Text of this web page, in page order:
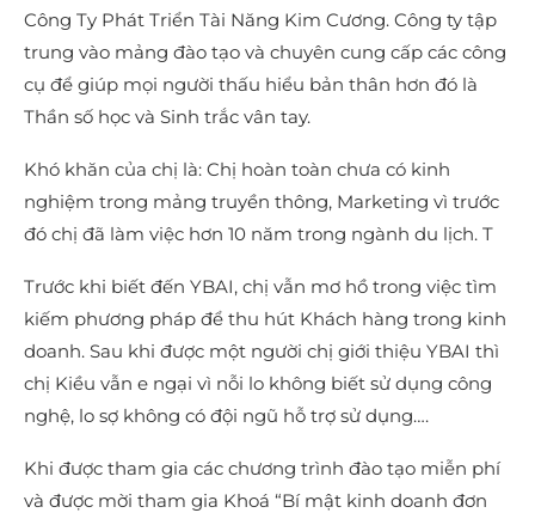
Công Ty Phát Triển Tài Năng Kim Cương. Công ty tập
trung vào mảng đào tạo và chuyên cung cấp các công
cụ để giúp mọi người thấu hiểu bản thân hơn đó là
Thần số học và Sinh trắc vân tay.
Khó khăn của chị là: Chị hoàn toàn chưa có kinh
nghiệm trong mảng truyền thông, Marketing vì trước
đó chị đã làm việc hơn 10 năm trong ngành du lịch. T
Trước khi biết đến YBAI, chị vẫn mơ hồ trong việc tìm
kiếm phương pháp để thu hút Khách hàng trong kinh
doanh. Sau khi được một người chị giới thiệu YBAI thì
chị Kiều vẫn e ngại vì nỗi lo không biết sử dụng công
nghệ, lo sợ không có đội ngũ hỗ trợ sử dụng….
Khi được tham gia các chương trình đào tạo miễn phí
và được mời tham gia Khoá “Bí mật kinh doanh đơn